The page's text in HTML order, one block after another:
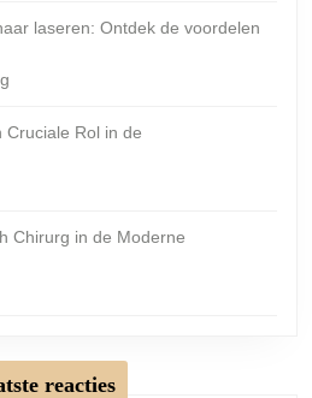
laseren: Ontdek de voordelen
Cruciale Rol in de
Chirurg in de Moderne
reacties